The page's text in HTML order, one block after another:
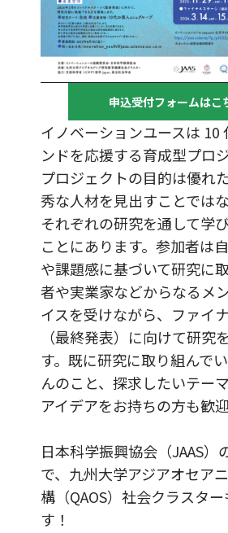
申込受付フォームはこ
イノベーションユースは 10
ンドを応援する育成型プロ
プロジェクトの目的は優れ
秀な人材を見出すことでは
それぞれの研究を通して学
ことにあります。参加者は
や課題感に基づいて研究に
者や実業家などからなるメ
イスを受けながら、ファイ
（最終発表）に向けて研究
す。既に研究に取り組んで
んのこと、探求したいテー
アイデアをお持ちの方も歓迎
日本科学振興協会（JAAS）
で、九州大学アジアオセア
構（QAOS）社会クラスタ
す！